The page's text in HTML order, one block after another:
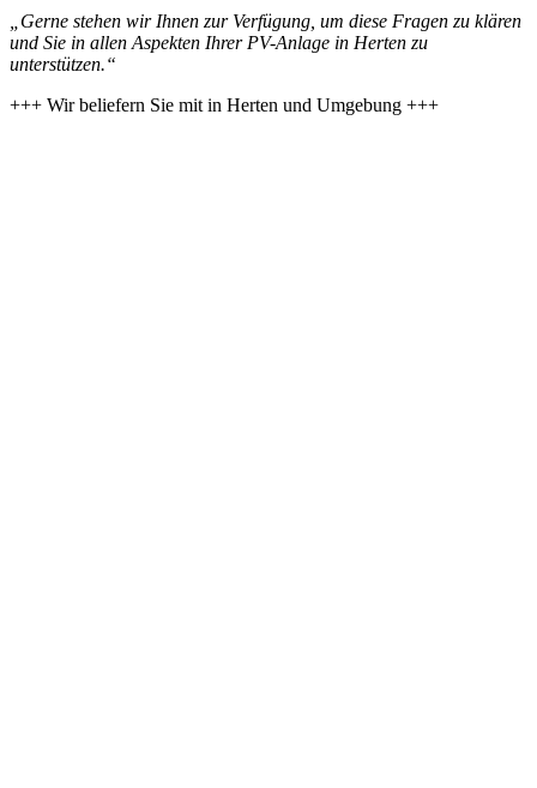
„Gerne stehen wir Ihnen zur Verfügung, um diese Fragen zu klären
und Sie in allen Aspekten Ihrer PV-Anlage in Herten zu
unterstützen.“
+++ Wir beliefern Sie mit in Herten und Umgebung +++